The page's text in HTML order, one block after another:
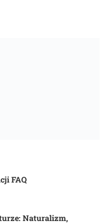
FAQ
Naturalizm,